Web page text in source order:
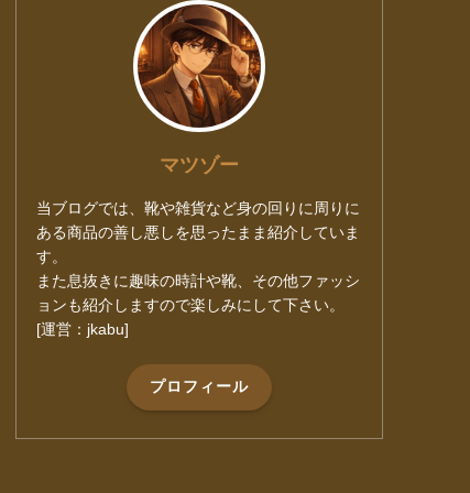
マツゾー
当ブログでは、靴や雑貨など身の回りに周りに
ある商品の善し悪しを思ったまま紹介していま
す。
また息抜きに趣味の時計や靴、その他ファッシ
ョンも紹介しますので楽しみにして下さい。
[運営：jkabu]
プロフィール